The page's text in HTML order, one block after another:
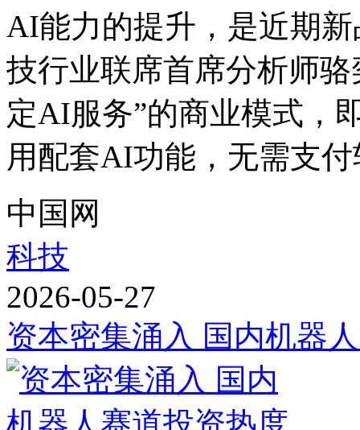
AI能力的提升，是近期
技行业联席首席分析师
定AI服务”的商业模式，
用配套AI功能，无需支
中国网
科技
2026-05-27
资本密集涌入 国内机器